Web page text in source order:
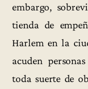
embargo,
tienda de
Harlem en la
acuden
toda suerte de